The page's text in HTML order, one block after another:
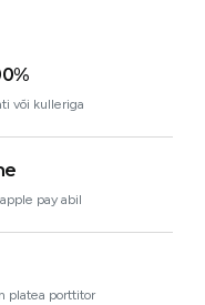
või kulleriga
pay abil
platea porttitor